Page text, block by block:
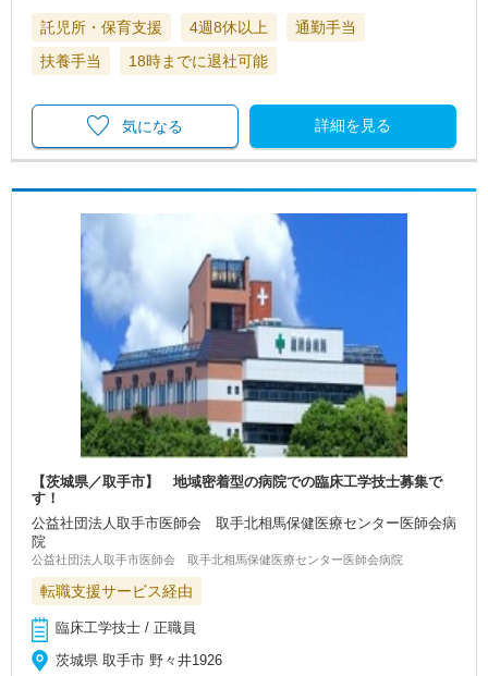
託児所・保育支援 4週8休以上
通勤手当
扶養手当
18時までに退社可能
詳細を見る
気になる
【茨城県／取手市】 地域密着型の病院での臨床工学技士募集で
す！
公益社団法人取手市医師会 取手北相馬保健医療センター医師会病
院
公益社団法人取手市医師会 取手北相馬保健医療センター医師会病院
転職支援サービス経由
臨床工学技士 / 正職員
茨城県 取手市 野々井1926